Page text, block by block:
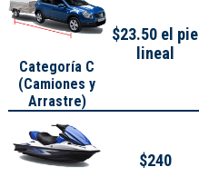
Categoría C
(Camiones y
Arrastre)
$23.50 el pie
lineal
$240